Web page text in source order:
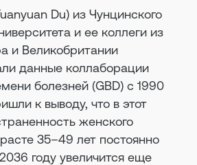
Du) из Чунцинского
и ее коллеги из
и Великобритании
данные коллаборации
болезней (GBD) с 1990
к выводу, что в этот
женского
35–49 лет постоянно
году увеличится еще